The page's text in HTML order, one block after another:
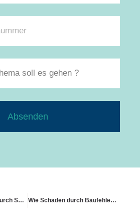
Absenden
Was ist bei Schäden durch Schneelast zu beachten Wie Schäden durch Baufehler abgesichert werden